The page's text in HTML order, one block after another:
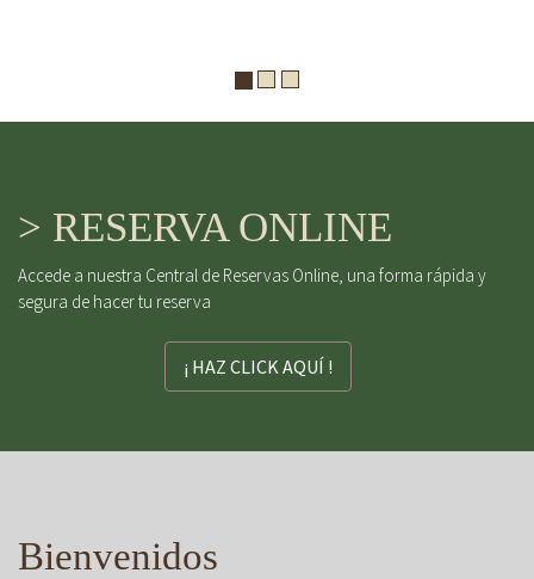
> RESERVA ONLINE
Accede a nuestra Central de Reservas Online, una forma rápida y
segura de hacer tu reserva
¡ HAZ CLICK AQUÍ !
Bienvenidos